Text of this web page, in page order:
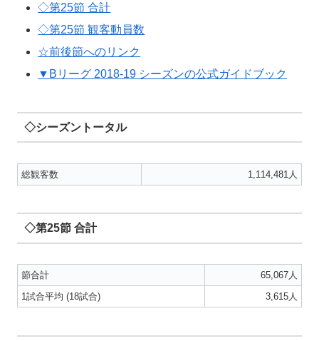
◇第25節 合計
◇第25節 観客動員数
☆前後節へのリンク
▼Bリーグ 2018-19 シーズンの公式ガイドブック
◇シーズントータル
総観客数 1,114,481人
◇第25節 合計
節合計
65,067人
1試合平均 (18試合)
3,615人